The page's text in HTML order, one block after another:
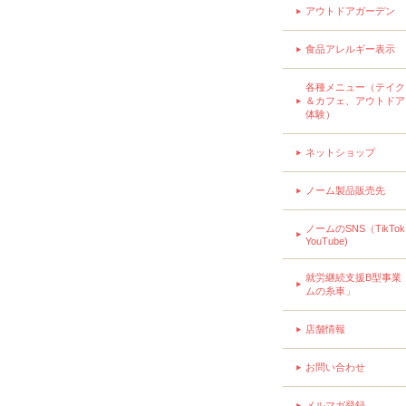
アウトドアガーデン
食品アレルギー表示
各種メニュー（テイク
＆カフェ、アウトド
体験）
ネットショップ
ノーム製品販売先
ノームのSNS（TikTok
YouTube)
就労継続支援B型事業
ムの糸車」
店舗情報
お問い合わせ